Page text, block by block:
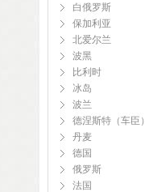
白俄罗斯
保加利亚
北爱尔兰
波黑
比利时
冰岛
波兰
德涅斯特（车臣）
丹麦
德国
俄罗斯
法国